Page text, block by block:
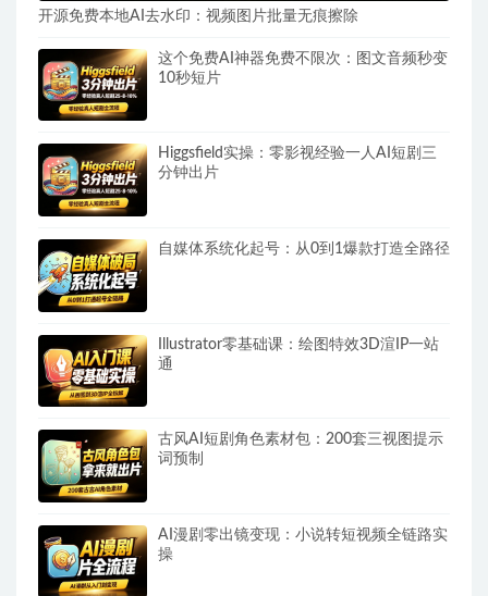
开源免费本地AI去水印：视频图片批量无痕擦除
这个免费AI神器免费不限次：图文音频秒变
10秒短片
Higgsfield实操：零影视经验一人AI短剧三
分钟出片
自媒体系统化起号：从0到1爆款打造全路径
Illustrator零基础课：绘图特效3D渲IP一站
通
古风AI短剧角色素材包：200套三视图提示
词预制
AI漫剧零出镜变现：小说转短视频全链路实
操